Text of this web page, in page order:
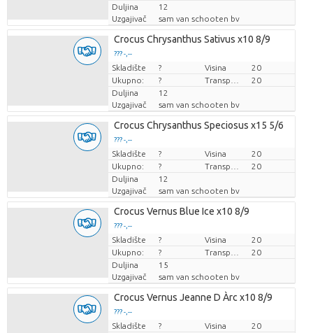
Duljina
12
Uzgajivač
sam van schooten bv
Crocus Chrysanthus Sativus x10 8/9
??? -,--
Cijena po komadu
Skladište ? Visina
20
Ukupno:
?
20
Duljina
12
Uzgajivač
sam van schooten bv
Crocus Chrysanthus Speciosus x15 5/6
??? -,--
Cijena po komadu
Skladište ? Visina
20
Ukupno:
?
20
Duljina
12
Uzgajivač
sam van schooten bv
Crocus Vernus Blue Ice x10 8/9
??? -,--
Cijena po komadu
Skladište ? Visina
20
Ukupno:
?
20
Duljina
15
Uzgajivač
sam van schooten bv
Crocus Vernus Jeanne D Àrc x10 8/9
??? -,--
Cijena po komadu
Skladište ? Visina
20